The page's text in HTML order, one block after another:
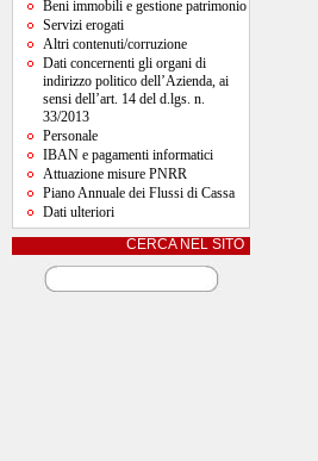
Beni immobili e gestione patrimonio
Servizi erogati
Altri contenuti/corruzione
Dati concernenti gli organi di
indirizzo politico dell’Azienda, ai
sensi dell’art. 14 del d.lgs. n.
33/2013
Personale
IBAN e pagamenti informatici
Attuazione misure PNRR
Piano Annuale dei Flussi di Cassa
Dati ulteriori
CERCA NEL SITO